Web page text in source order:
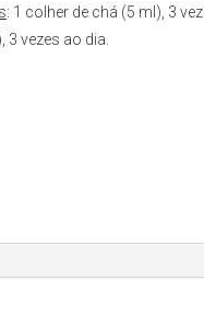
: 1 colher de chá (5 ml), 3
vezes ao dia.